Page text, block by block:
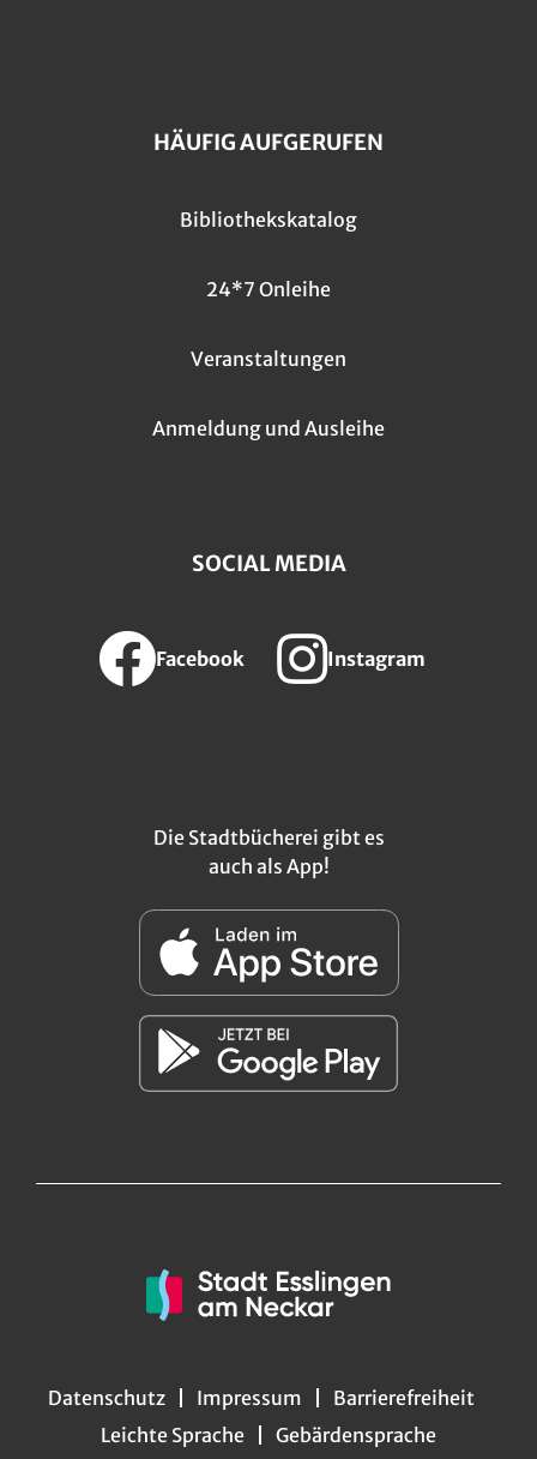
HÄUFIG AUFGERUFEN
Bibliothekskatalog
24*7 Onleihe
Veranstaltungen
Anmeldung und Ausleihe
SOCIAL MEDIA
Facebook Instagram
Die Stadtbücherei gibt es
auch als App!
Datenschutz Impressum
Barrierefreiheit
Leichte Sprache
Gebärdensprache